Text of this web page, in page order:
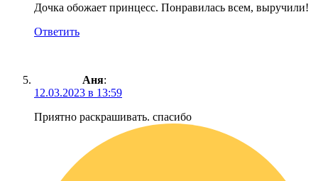
Дочка обожает принцесс. Понравилась всем, выручили!
Ответить
Аня:
12.03.2023 в 13:59
Приятно раскрашивать. спасибо